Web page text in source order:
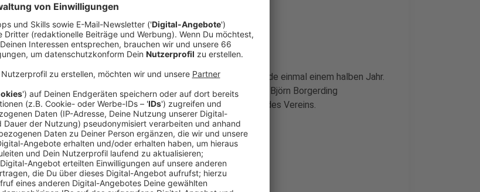
Einvernehmliche Trennung
Anzeige
Damit trennen sich die Wege von Fortuna und Mislintat nach gerade einmal einem halben Jahr.
Die Trennung erfolgt einvernehmlich. Grund sind laut Aufsichtsrat Björn Borgerding
unterschiedliche Vorstellungen in der strategischen Ausrichtung des Vereins.
Anzeige
Interne Gespräche schon in dieser Woche
Anzeige